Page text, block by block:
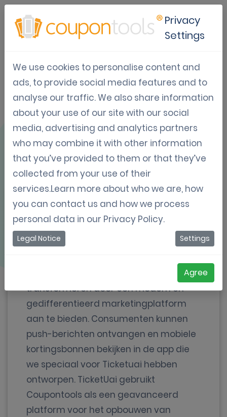
Gebruikscase:
Mobile Coupon
Portal
OVERZICHT
Ticketuai is een cross-media mobiele
transformeren door een modern en
gedifferentieerd marketingplatform
aan te bieden. Consumenten kunnen
push-berichten ontvangen en mobiele
kortingsbonnen bekijken in de app die
we speciaal voor Ticketuai hebben
ontworpen. TicketUai gebruikt
Coupontools als een geavanceerd
platform voor het opbouwen van
Privacy
Settings
We use cookies to personalise content and
ads, to provide social media features and to
analyse our traffic. We also share information
about your use of our site with our social
media, advertising and analytics partners
who may combine it with other information
that you’ve provided to them or that they’ve
collected from your use of their
services.Learn more about who we are, how
you can contact us and how we process
personal data in our Privacy Policy.
Legal Notice Settings
Agree